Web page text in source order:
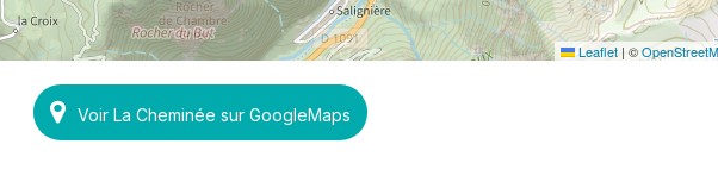
Leaflet | ©
Voir La Cheminée sur GoogleMaps